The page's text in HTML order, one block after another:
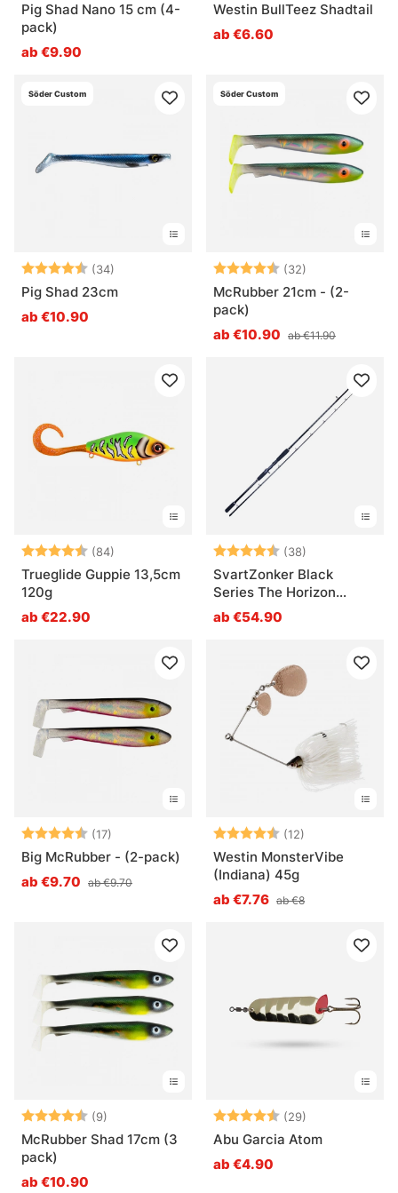
Pig Shad Nano 15 cm (4-
pack)
ab €9.90
Westin BullTeez Shadtail
ab €6.60
Söder Custom
Bewertung:(34)
4.5 von 5 Sternen
Pig Shad 23cm
ab €10.90
Söder Custom
Bewertung:(32)
McRubber 21cm - (2-
pack)
ab €10.90 ab €11.90
Bewertung:(84)
4.7 von 5 Sternen
Trueglide Guppie 13,5cm
120g
ab €22.90
Bewertung:(38)
SvartZonker Black
Series The Horizon
Casting
ab €54.90
Bewertung:(17)
4.9 von 5 Sternen
Big McRubber - (2-pack)
ab €9.70 ab €9.70
Bewertung:(12)
Westin MonsterVibe
(Indiana) 45g
ab €7.76 ab €8
Bewertung:(9)
4.9 von 5 Sternen
McRubber Shad 17cm (3
pack)
ab €10.90
Bewertung:(29)
Abu Garcia Atom
ab €4.90